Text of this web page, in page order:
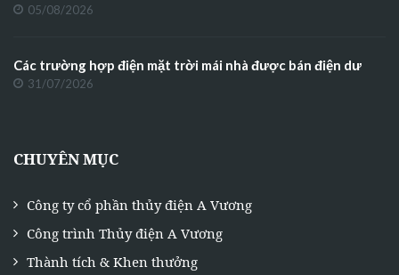
05/08/2026
Các trường hợp điện mặt trời mái nhà được bán điện dư
31/07/2026
CHUYÊN MỤC
Công ty cổ phần thủy điện A Vương
Công trình Thủy điện A Vương
Thành tích & Khen thưởng